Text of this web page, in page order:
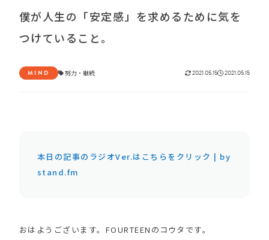
僕が人生の「安定感」を求めるために気を
つけていること。
MIND 努力・ 継続 2021.05.15 2021.05.15
本日の記事のラジオVer.はこちらをクリック | by
stand.fm
おはようございます。FOURTEENのコウタです。